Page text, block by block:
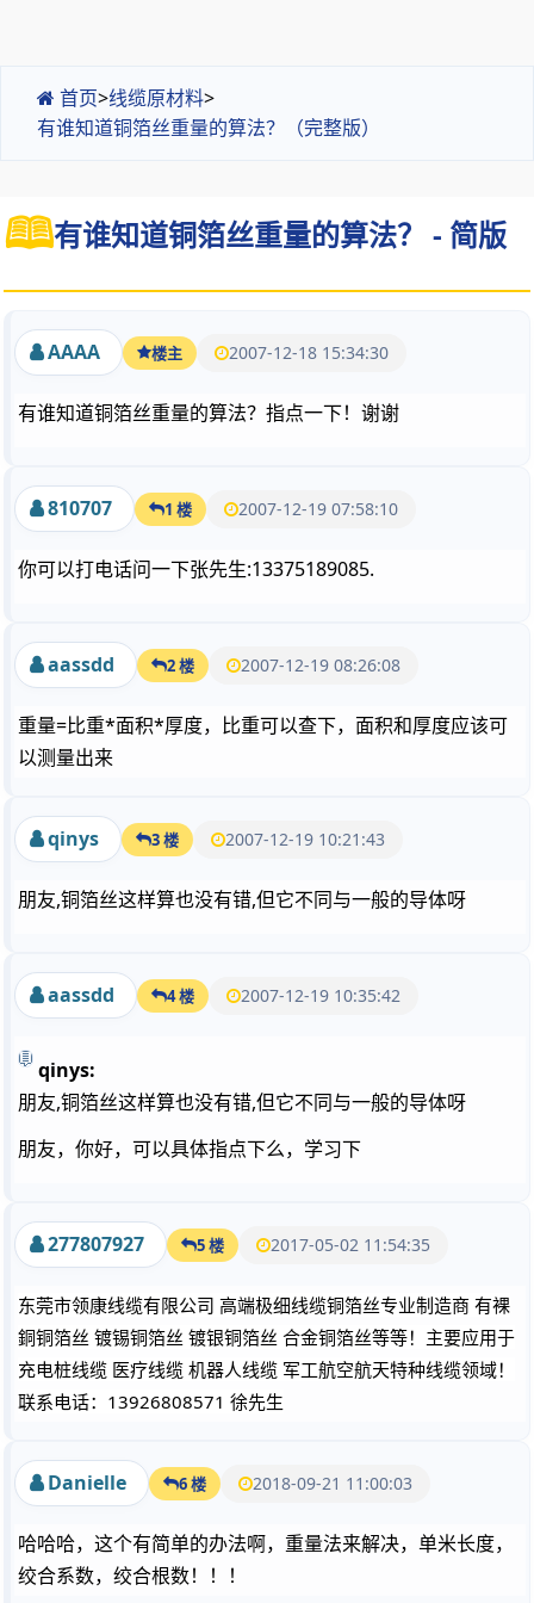
首页>线缆原材料>
有谁知道铜箔丝重量的算法？（完整版）
有谁知道铜箔丝重量的算法？ - 简版
AAAA 楼主 2007-12-18 15:34:30
有谁知道铜箔丝重量的算法？指点一下！谢谢
810707 1 楼 2007-12-19 07:58:10
你可以打电话问一下张先生:13375189085.
aassdd 2 楼 2007-12-19 08:26:08
重量=比重*面积*厚度，比重可以查下，面积和厚度应该可
以测量出来
qinys 3 楼 2007-12-19 10:21:43
朋友,铜箔丝这样算也没有错,但它不同与一般的导体呀
aassdd 4 楼 2007-12-19 10:35:42
qinys:
朋友,铜箔丝这样算也没有错,但它不同与一般的导体呀
朋友，你好，可以具体指点下么，学习下
277807927 5 楼 2017-05-02 11:54:35
东莞市领康线缆有限公司 高端极细线缆铜箔丝专业制造商 有裸
銅铜箔丝 镀锡铜箔丝 镀银铜箔丝 合金铜箔丝等等！主要应用于
充电桩线缆 医疗线缆 机器人线缆 军工航空航天特种线缆领域！
联系电话：13926808571 徐先生
Danielle 6 楼 2018-09-21 11:00:03
哈哈哈，这个有简单的办法啊，重量法来解决，单米长度，
绞合系数，绞合根数！！！